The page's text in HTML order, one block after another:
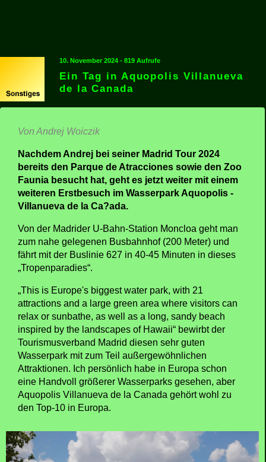
10. November 2024 - 819 Aufrufe
Ein Tag in Aquopolis Villanueva
de la Canada
Von Andrej Woiczik
Nachdem Andrej bei seiner Madrid Tour 2024
bereits den Parque de Atracciones sowie den Zoo
Faunia besucht hat, geht es jetzt weiter mit einem
weiteren Erstbesuch im Wasserpark Aquopolis -
Villanueva de la Ca?ada.
Von der Madrider U-Bahn-Station Moncloa geht man
zum nahe gelegenen Busbahnhof (200 Meter) und
fährt mit der Buslinie 627 in 40-45 Minuten in dieses
„Tropenparadies“.
„This is Europe's biggest water park, with 21
attractions and a large green area where visitors can
relax or sunbathe, as well as a long, sandy beach
inspired by the landscapes of Hawaii“ bewirbt der
Tourismusverband Madrid diesen sehr guten
Wasserpark mit zum Teil außergewöhnlichen
Attraktionen. Ich persönlich habe in Europa schon
eine Handvoll größerer Wasserparks gesehen, aber
Aquopolis Villanueva de la Canada gehört wohl zu
den Top-10 in Europa.